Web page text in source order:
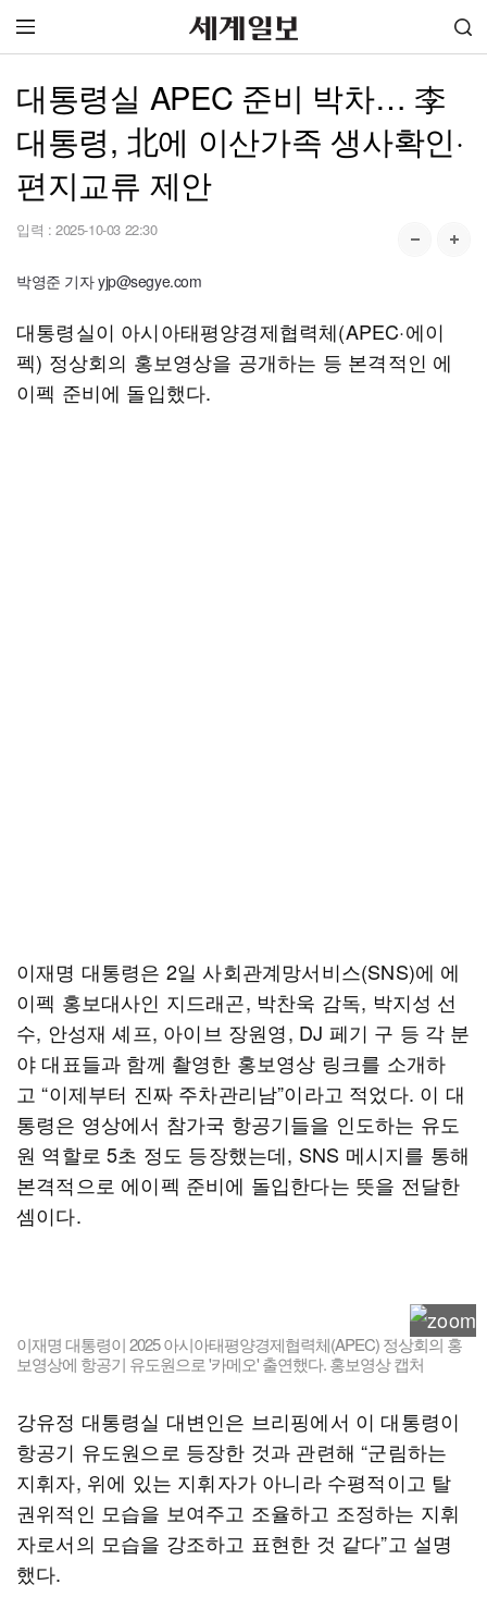
대통령실 APEC 준비 박차… 李
대통령, 北에 이산가족 생사확인·
편지교류 제안
입력 : 2025-10-03 22:30
박영준 기자 yjp@segye.com
대통령실이 아시아태평양경제협력체(APEC·에이
펙) 정상회의 홍보영상을 공개하는 등 본격적인 에
이펙 준비에 돌입했다.
이재명 대통령은 2일 사회관계망서비스(SNS)에 에
이펙 홍보대사인 지드래곤, 박찬욱 감독, 박지성 선
수, 안성재 셰프, 아이브 장원영, DJ 페기 구 등 각 분
야 대표들과 함께 촬영한 홍보영상 링크를 소개하
고 “이제부터 진짜 주차관리남”이라고 적었다. 이 대
통령은 영상에서 참가국 항공기들을 인도하는 유도
원 역할로 5초 정도 등장했는데, SNS 메시지를 통해
본격적으로 에이펙 준비에 돌입한다는 뜻을 전달한
셈이다.
이재명 대통령이 2025 아시아태평양경제협력체(APEC) 정상회의 홍
보영상에 항공기 유도원으로 '카메오' 출연했다. 홍보영상 캡처
강유정 대통령실 대변인은 브리핑에서 이 대통령이
항공기 유도원으로 등장한 것과 관련해 “군림하는
지휘자, 위에 있는 지휘자가 아니라 수평적이고 탈
권위적인 모습을 보여주고 조율하고 조정하는 지휘
자로서의 모습을 강조하고 표현한 것 같다”고 설명
했다.